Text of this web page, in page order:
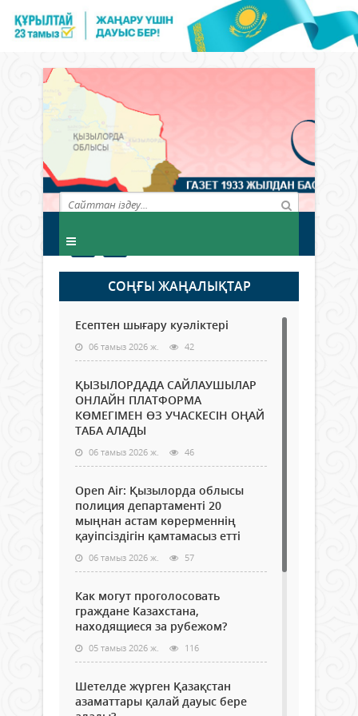
СОҢҒЫ ЖАҢАЛЫҚТАР
Есептен шығару куәліктері
06 тамыз 2026 ж. 42
ҚЫЗЫЛОРДАДА САЙЛАУШЫЛАР
ОНЛАЙН ПЛАТФОРМА
КӨМЕГІМЕН ӨЗ УЧАСКЕСІН ОҢАЙ
ТАБА АЛАДЫ
06 тамыз 2026 ж. 46
Open Air: Қызылорда облысы
полиция департаменті 20
мыңнан астам көрерменнің
қауіпсіздігін қамтамасыз етті
06 тамыз 2026 ж. 57
Как могут проголосовать
граждане Казахстана,
находящиеся за рубежом?
05 тамыз 2026 ж. 116
Шетелде жүрген Қазақстан
азаматтары қалай дауыс бере